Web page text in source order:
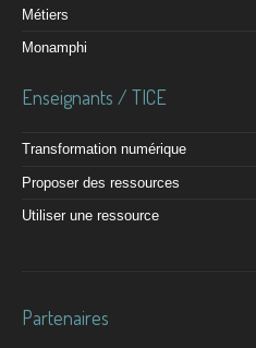
Métiers
Monamphi
Enseignants / TICE
Transformation numérique
Proposer des ressources
Utiliser une ressource
Partenaires